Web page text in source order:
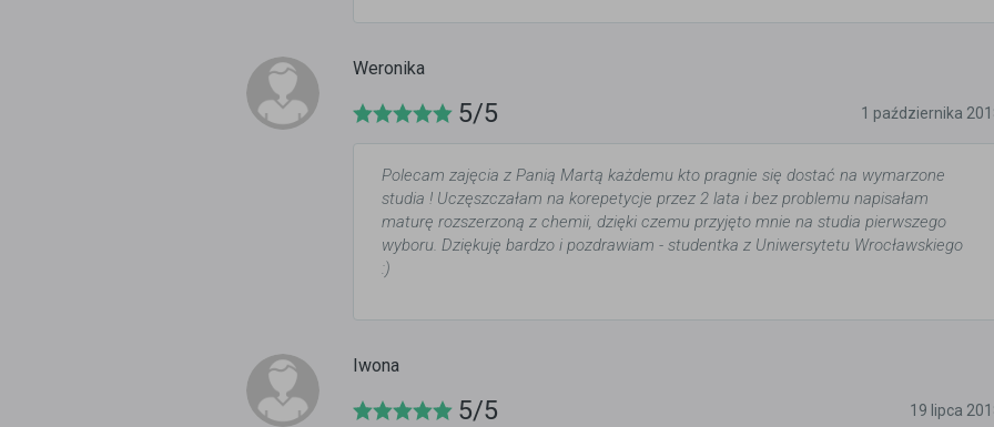
Weronika
5/5 1 października
Polecam zajęcia z Panią Martą każdemu kto pragnie się dostać na wymarzone
studia ! Uczęszczałam na korepetycje przez 2 lata i bez problemu napisałam
maturę rozszerzoną z chemii, dzięki czemu przyjęto mnie na studia pierwszego
wyboru. Dziękuję bardzo i pozdrawiam - studentka z Uniwersytetu Wrocławskiego
:)
Iwona
5/5 19 lipca